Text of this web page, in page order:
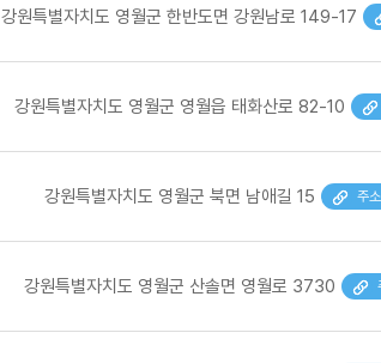
강원특별자치도 영월군 한반도면 강원남로 149-17
강원특별자치도 영월군 영월읍 태화산로 82-10
강원특별자치도 영월군 북면 남애길 15 주
강원특별자치도 영월군 산솔면 영월로 3730